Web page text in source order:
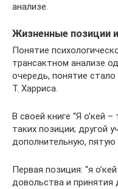
анализе.
Жизненные позиции
Понятие
трансактном анализе
очередь, понятие
Т. Харриса.
В своей книге “Я о’кей
таких позиции; другой
дополнительную,
Первая позиция: “я
довольства и принятия